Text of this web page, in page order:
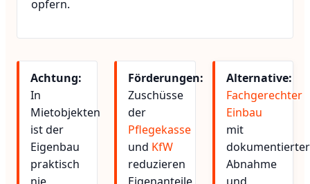
opfern.
Achtung:
In
Mietobjekten
ist der
Eigenbau
praktisch
Förderungen:
Zuschüsse
der
Pflegekasse
und KfW
reduzieren
Alternative:
Fachgerechter
Einbau
mit
dokumentierter
Abnahme